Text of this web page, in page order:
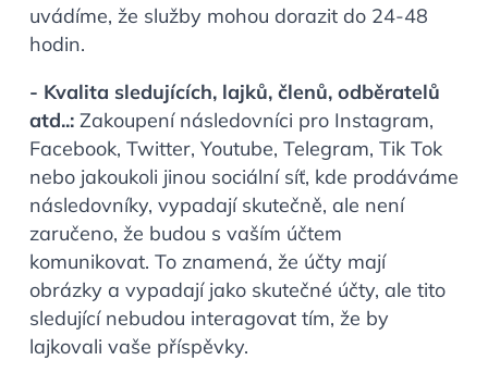
uvádíme, že služby mohou dorazit do 24-48
hodin.
- Kvalita sledujících, lajků, členů, odběratelů
atd..: Zakoupení následovníci pro Instagram,
Facebook, Twitter, Youtube, Telegram, Tik Tok
nebo jakoukoli jinou sociální síť, kde prodáváme
následovníky, vypadají skutečně, ale není
zaručeno, že budou s vaším účtem
komunikovat. To znamená, že účty mají
obrázky a vypadají jako skutečné účty, ale tito
sledující nebudou interagovat tím, že by
lajkovali vaše příspěvky.